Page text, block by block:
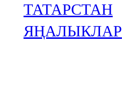
ТАТАРСТАН
ЯҢАЛЫКЛАР